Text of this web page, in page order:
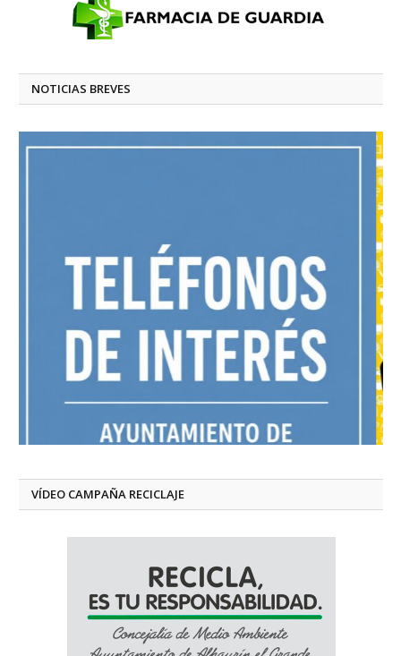
NOTICIAS BREVES
VÍDEO CAMPAÑA RECICLAJE